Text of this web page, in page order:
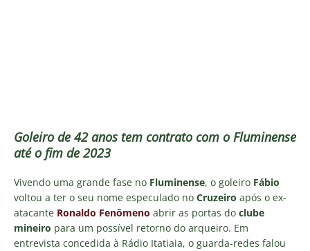
Goleiro de 42 anos tem contrato com o Fluminense
até o fim de 2023
Vivendo uma grande fase no Fluminense, o goleiro Fábio
voltou a ter o seu nome especulado no Cruzeiro após o ex-
atacante Ronaldo Fenômeno abrir as portas do clube
mineiro para um possível retorno do arqueiro. Em
entrevista concedida à Rádio Itatiaia, o guarda-redes falou